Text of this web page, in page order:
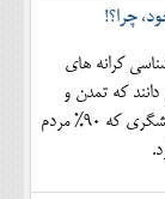
چرا؟!
کرانه های
که تمدن و
فرهنگ هند و اروپایی از آن سرچشمه گرفته است. پژوهشگری که 90% مردم